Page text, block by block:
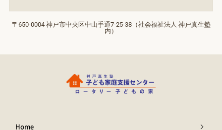
〒650-0004 神戸市中央区中山手通7‐25‐38（社会福祉法人 神戸真生塾
内）
Home